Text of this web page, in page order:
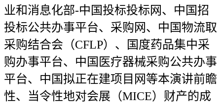
业和消息化部-中国投标投标网、中国招
投标公共办事平台、采购网、中国物流取
采购结合会（CFLP）、国度药品集中采
购办事平台、中国医疗器械采购公共办事
平台、中国拟正在建项目网等本演讲前瞻
性、当令性地对会展（MICE）财产的成